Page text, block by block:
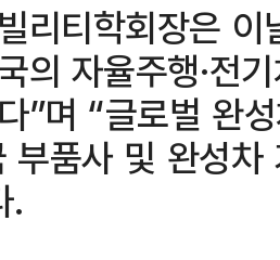
리티학회장은
의 자율주행·전
”며 “글로벌 완
부품사 및 완성
.